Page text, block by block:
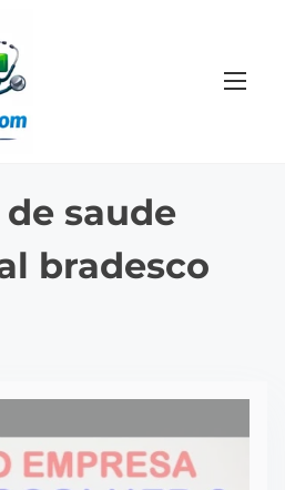
saude
bradesco